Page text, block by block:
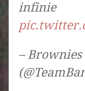
infinie
–